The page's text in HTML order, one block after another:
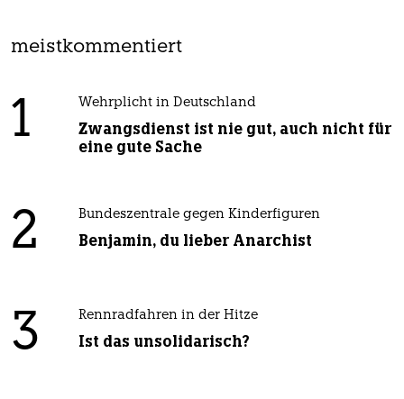
meistkommentiert
1 Wehrplicht in Deutschland
Zwangsdienst ist nie gut, auch nicht für
eine gute Sache
2 Bundeszentrale gegen Kinderfiguren
Benjamin, du lieber Anarchist
3 Rennradfahren in der Hitze
Ist das unsolidarisch?